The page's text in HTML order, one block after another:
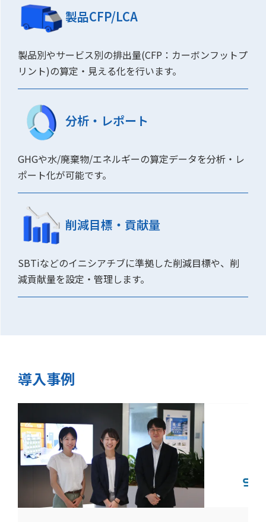
製品CFP/LCA
製品別やサービス別の排出量(CFP：カーボンフットプ
リント)の算定・見える化を行います。
分析・レポート
GHGや水/廃棄物/エネルギーの算定データを分析・レ
ポート化が可能です。
削減目標・貢献量
SBTiなどのイニシアチブに準拠した削減目標や、削
減貢献量を設定・管理します。
導入事例